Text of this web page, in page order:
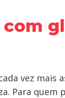
com
vez mais
Para quem